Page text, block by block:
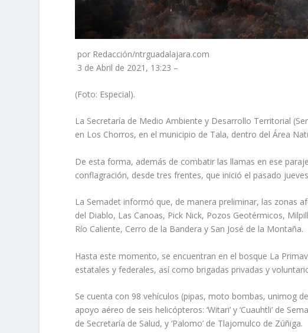
por Redacción/ntrguadalajara.com
3 de Abril de 2021, 13:23 –
(Foto: Especial).
La Secretaría de Medio Ambiente y Desarrollo Territorial
en Los Chorros, en el municipio de Tala, dentro del Área
De esta forma, además de combatir las llamas en ese
conflagración, desde tres frentes, que inició el pasado
La Semadet informó que, de manera preliminar, las zonas
del Diablo, Las Canoas, Pick Nick, Pozos Geotérmicos,
Río Caliente, Cerro de la Bandera y San José de la Montaña.
Hasta este momento, se encuentran en el bosque La
estatales y federales, así como brigadas privadas y
Se cuenta con 98 vehículos (pipas, moto bombas, unimog
apoyo aéreo de seis helicópteros: ‘Witari’ y ‘Cuauhtli’ de
de Secretaría de Salud, y ‘Palomo’ de Tlajomulco de Zúñiga.